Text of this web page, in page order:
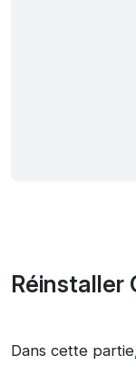
Réinstaller
Dans cette